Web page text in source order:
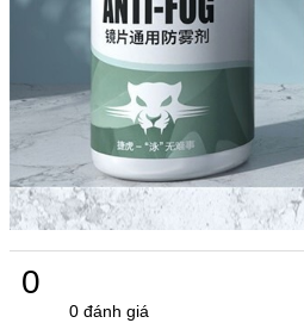
0
0 đánh giá